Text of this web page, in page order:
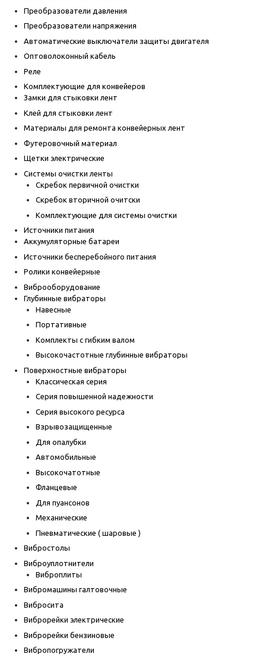
Преобразователи давления
Преобразователи напряжения
Автоматические выключатели защиты двигателя
Оптоволоконный кабель
Реле
Комплектующие для конвейеров
Замки для стыковки лент
Клей для стыковки лент
Материалы для ремонта конвейерных лент
Футеровочный материал
Щетки электрические
Системы очистки ленты
Скребок первичной очистки
Скребок вторичной очитски
Комплектующие для системы очистки
Источники питания
Аккумуляторные батареи
Источники бесперебойного питания
Ролики конвейерные
Виброоборудование
Глубинные вибраторы
Навесные
Портативные
Комплекты с гибким валом
Высокочастотные глубинные вибраторы
Поверхностные вибраторы
Классическая серия
Серия повышенной надежности
Серия высокого ресурса
Взрывозащищенные
Для опалубки
Автомобильные
Высокочатотные
Фланцевые
Для пуансонов
Механические
Пневматические ( шаровые )
Вибростолы
Виброуплотнители
Виброплиты
Вибромашины галтовочные
Вибросита
Виброрейки электрические
Виброрейки бензиновые
Вибропогружатели